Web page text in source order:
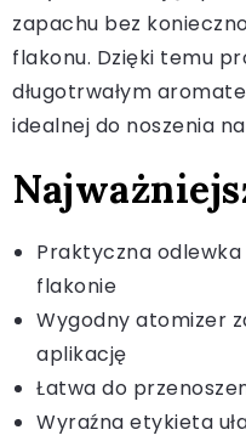
zapachu bez
flakonu. Dzięki temu
długotrwałym
idealnej do noszenia
Praktyczna
flakonie
Wygodny atomizer
aplikację
Łatwa do
Wyraźna etykieta